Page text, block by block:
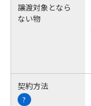
譲渡対象となら
ない物
契約方法
?